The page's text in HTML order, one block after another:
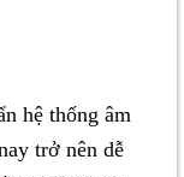
hệ thống âm
trở nên dễ